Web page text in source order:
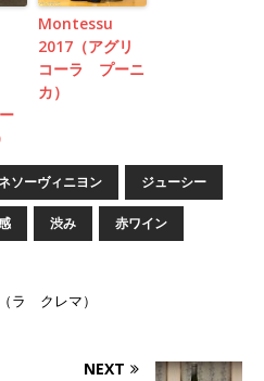
Montessu
2017（アグリ
コーラ プーニ
カ）
ソーヴィニヨン ジューシー
渋み 赤ワイン
ラ クレマ）
NEXT